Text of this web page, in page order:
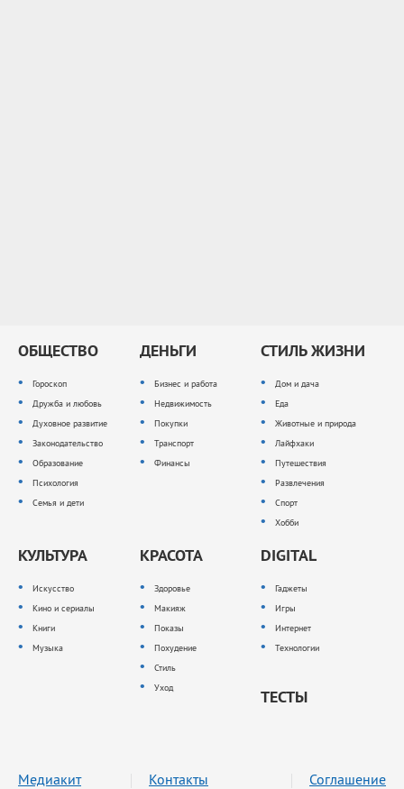
ОБЩЕСТВО
Гороскоп
Дружба и любовь
Духовное развитие
Законодательство
Образование
Психология
Семья и дети
ДЕНЬГИ
Бизнес и работа
Недвижимость
Покупки
Транспорт
Финансы
СТИЛЬ ЖИЗНИ
Дом и дача
Еда
Животные и природа
Лайфхаки
Путешествия
Развлечения
Спорт
Хобби
КУЛЬТУРА
Искусство
Кино и сериалы
Книги
Музыка
КРАСОТА
Здоровье
Макияж
Показы
Похудение
Стиль
Уход
DIGITAL
Гаджеты
Игры
Интернет
Технологии
ТЕСТЫ
Медиакит Контакты Соглашение